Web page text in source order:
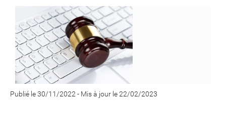
Publié le 30/11/2022 - Mis à jour le 22/02/2023